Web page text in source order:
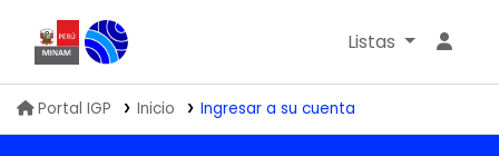
Biblioteca IGP
Listas
Portal IGP Inicio Ingresar a su cuenta